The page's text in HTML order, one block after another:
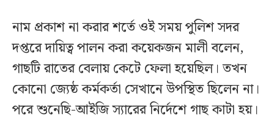
নাম প্রকাশ না করার শর্তে ওই সময় পুলিশ সদর
দপ্তরে দায়িত্ব পালন করা কয়েকজন মালী বলেন,
গাছটি রাতের বেলায় কেটে ফেলা হয়েছিল। তখন
কোনো জ্যেষ্ঠ কর্মকর্তা সেখানে উপস্থিত ছিলেন না।
পরে শুনেছি-আইজি স্যারের নির্দেশে গাছ কাটা হয়।